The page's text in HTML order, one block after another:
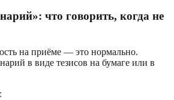
что говорить, когда не
на приёме — это нормально.
в виде тезисов на бумаге или в